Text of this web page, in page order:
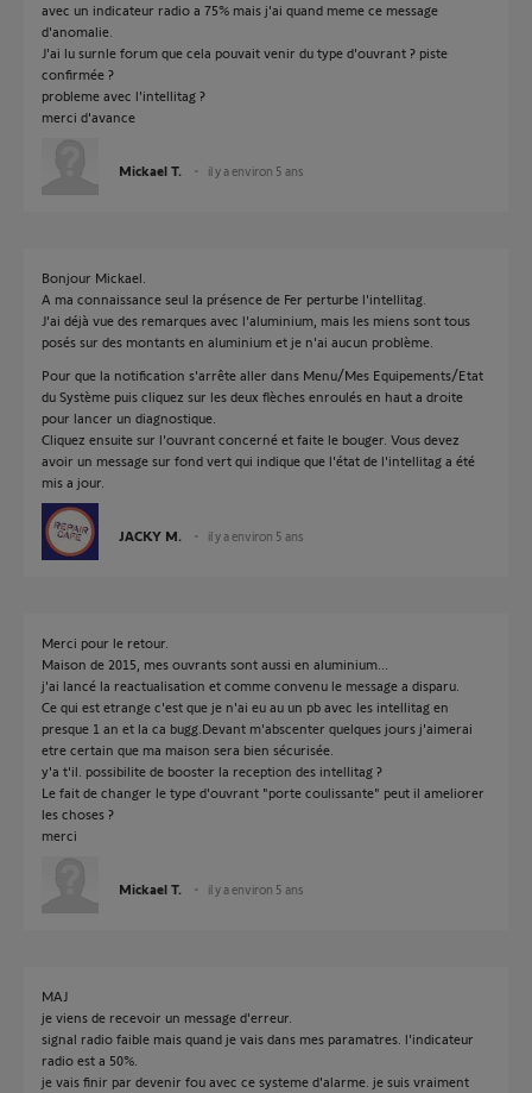
avec un indicateur radio a 75% mais j'ai quand meme ce message
d'anomalie.
J'ai lu surnle forum que cela pouvait venir du type d'ouvrant ? piste
confirmée ?
probleme avec l'intellitag ?
merci d'avance
Mickael T. il y a environ 5 ans
Bonjour Mickael.
A ma connaissance seul la présence de Fer perturbe l'intellitag.
J'ai déjà vue des remarques avec l'aluminium, mais les miens sont tous
posés sur des montants en aluminium et je n'ai aucun problème.
Pour que la notification s'arrête aller dans Menu/Mes Equipements/Etat
du Système puis cliquez sur les deux flèches enroulés en haut a droite
pour lancer un diagnostique.
Cliquez ensuite sur l'ouvrant concerné et faite le bouger. Vous devez
avoir un message sur fond vert qui indique que l'état de l'intellitag a été
mis a jour.
JACKY M. il y a environ 5 ans
Merci pour le retour.
Maison de 2015, mes ouvrants sont aussi en aluminium...
j'ai lancé la reactualisation et comme convenu le message a disparu.
Ce qui est etrange c'est que je n'ai eu au un pb avec les intellitag en
presque 1 an et la ca bugg.Devant m'abscenter quelques jours j'aimerai
etre certain que ma maison sera bien sécurisée.
y'a t'il. possibilite de booster la reception des intellitag ?
Le fait de changer le type d'ouvrant "porte coulissante" peut il ameliorer
les choses ?
merci
Mickael T. il y a environ 5 ans
MAJ
je viens de recevoir un message d'erreur.
signal radio faible mais quand je vais dans mes paramatres. l'indicateur
radio est a 50%.
je vais finir par devenir fou avec ce systeme d'alarme. je suis vraiment